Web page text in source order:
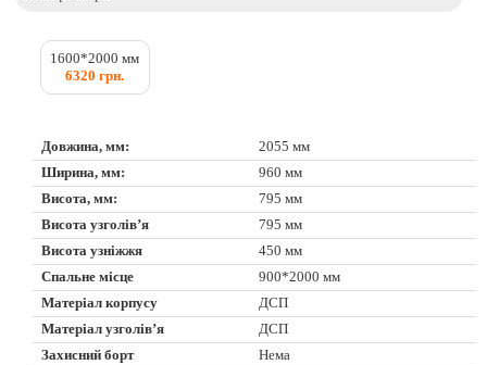
1600*2000 мм
6320 грн.
Довжина, мм:
2055 мм
Ширина, мм:
960 мм
Висота, мм:
795 мм
Висота узголів’я
795 мм
Висота узніжжя
450 мм
Спальне місце
900*2000 мм
Матеріал корпусу
ДСП
Матеріал узголів’я
ДСП
Захисний борт
Нема